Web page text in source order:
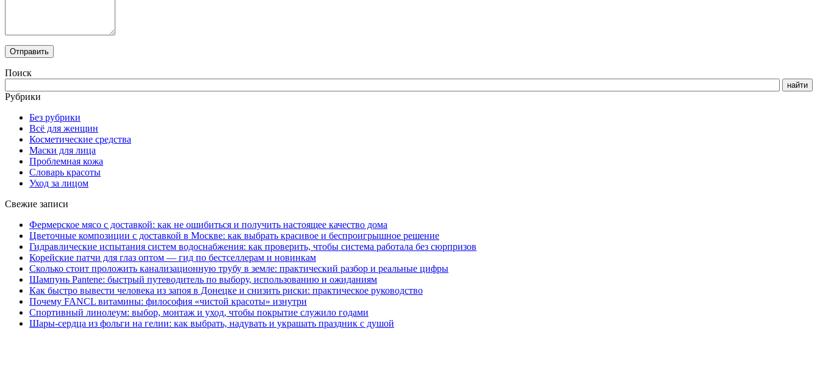
Поиск
Рубрики
Без рубрики
Всё для женщин
Косметические средства
Маски для лица
Проблемная кожа
Словарь красоты
Уход за лицом
Свежие записи
Фермерское мясо с доставкой: как не ошибиться и получить настоящее качество дома
Цветочные композиции с доставкой в Москве: как выбрать красивое и беспроигрышное решение
Гидравлические испытания систем водоснабжения: как проверить, чтобы система работала без сюрпризов
Корейские патчи для глаз оптом — гид по бестселлерам и новинкам
Сколько стоит проложить канализационную трубу в земле: практический разбор и реальные цифры
Шампунь Pantene: быстрый путеводитель по выбору, использованию и ожиданиям
Как быстро вывести человека из запоя в Донецке и снизить риски: практическое руководство
Почему FANCL витамины: философия «чистой красоты» изнутри
Спортивный линолеум: выбор, монтаж и уход, чтобы покрытие служило годами
Шары-сердца из фольги на гелии: как выбрать, надувать и украшать праздник с душой